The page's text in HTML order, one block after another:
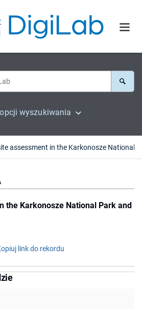
wyszukiwania
the Karkonosze National Park and
link do rekordu